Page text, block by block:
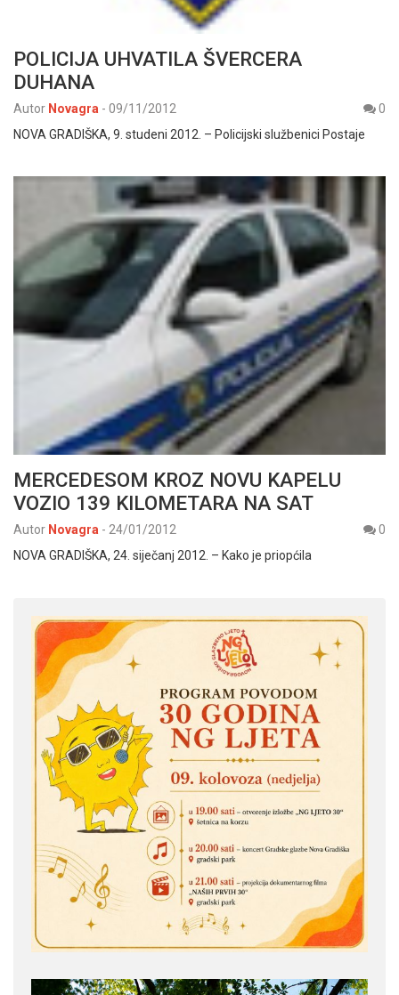
POLICIJA UHVATILA ŠVERCERA
DUHANA
Autor Novagra - 09/11/2012
0
NOVA GRADIŠKA, 9. studeni 2012. – Policijski službenici Postaje
MERCEDESOM KROZ NOVU KAPELU
VOZIO 139 KILOMETARA NA SAT
Autor Novagra - 24/01/2012
0
NOVA GRADIŠKA, 24. siječanj 2012. – Kako je priopćila